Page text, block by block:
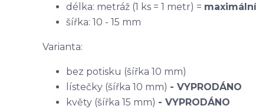
délka: metráž (1 ks = 1 metr) =
šířka: 10 - 15 mm
Varianta:
bez potisku (šířka 10 mm)
lístečky (šířka 10 mm) - VYPRODÁNO
květy (šířka 15 mm) - VYPRODÁNO